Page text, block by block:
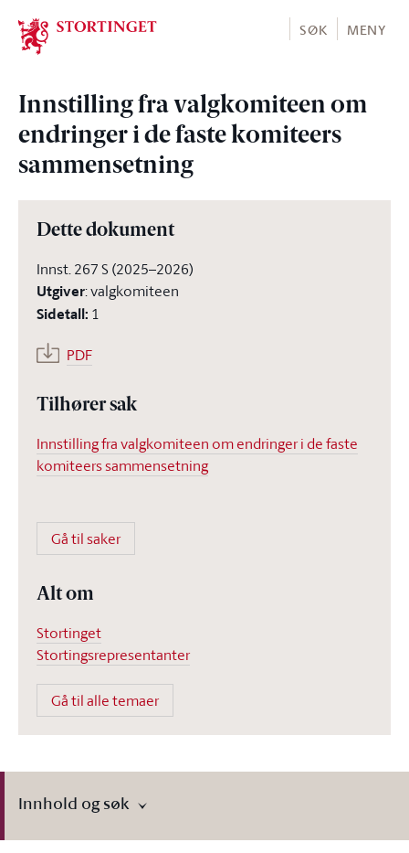
Stortinget.no
SØK MENY
Innstilling fra valgkomiteen om
endringer i de faste komiteers
sammensetning
Dette dokument
Innst. 267 S (2025–2026)
Utgiver:valgkomiteen
Sidetall: 1
PDF
Tilhører sak
Innstilling fra valgkomiteen om endringer i de faste
komiteers sammensetning
Gå til saker
Alt om
Stortinget
Stortingsrepresentanter
Gå til alle temaer
Innhold og søk